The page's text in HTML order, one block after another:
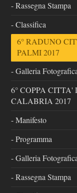
- Rassegna Stampa
- Classifica
6° RADUNO
PALMI 2017
- Galleria
6° COPPA CITTA'
CALABRIA 2017
- Manifesto
- Programma
- Galleria
- Rassegna Stampa